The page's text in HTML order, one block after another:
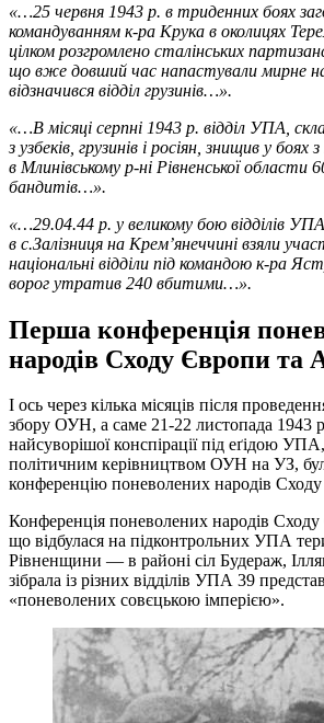
«…25 червня 1943 р. в триденних боях
командуванням к-ра Крука в околицях
цілком розгромлено сталінських
що вже довший час напастували мирне
відзначився відділ грузинів…».
«…В місяці серпні 1943 р. відділ УПА,
з узбеків, грузинів і росіян, знищив у боях
в Млинівському р-ні Рівненської области
бандитів…».
«…29.04.44 р. у великому бою відділів
в с.Залізниця на Крем’янеччині взяли
національні відділи під командою к-ра
ворог утратив 240 вбитими…».
Перша конференція
народів Сходу Європи та
І ось через кілька місяців після
збору ОУН, а саме 21-22 листопада 1943
найсуворішої конспірації під еґідою
політичним керівництвом ОУН на УЗ,
конференцію поневолених народів
Конференція поневолених народів Сходу
що відбулася на підконтрольних УПА
Рівненщини — в районі сіл Будераж,
зібрала із різних відділів УПА 39
«поневолених совєцькою імперією».